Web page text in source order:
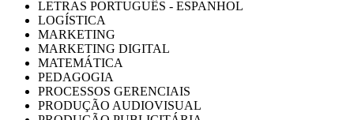
LETRAS PORTUGUÊS - ESPANHOL
LOGÍSTICA
MARKETING
MARKETING DIGITAL
MATEMÁTICA
PEDAGOGIA
PROCESSOS GERENCIAIS
PRODUÇÃO AUDIOVISUAL